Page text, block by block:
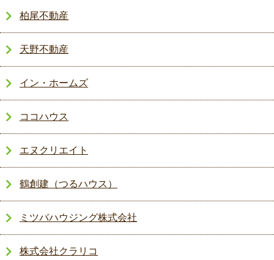
柏尾不動産
天野不動産
イン・ホームズ
ココハウス
エヌクリエイト
鶴創建（つるハウス）
ミツバハウジング株式会社
株式会社クラリコ